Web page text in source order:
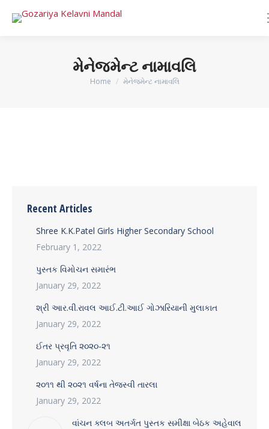
મેનેજમેન્ટ નામાવલિ
You are here:
Home મેનેજમેન્ટ નામાવલિ
Recent Articles
Shree K.K.Patel Girls Higher Secondary School
February 1, 2022
પુસ્તક વિમોચન સમારંભ
January 29, 2022
શ્રી આર.વી.રાવલ આઈ.ટી.આઈ ગોઝારિયાની મુલાકાત
January 29, 2022
ઈતર પ્રવૃતિ ૨૦૨૦-૨૧
January 29, 2022
૨૦૧૧ થી ૨૦૨૧ વર્ષના તેજસ્વી તારલા
January 29, 2022
વાંચન ક્લબ અતર્ગત પુસ્તક સમીક્ષા બેઠક અહેવાલ